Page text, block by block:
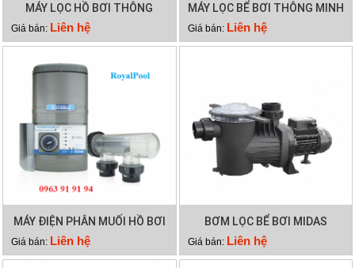
MÁY LỌC HỒ BƠI THÔNG
MINH PK 8025
Giá bán: Liên hệ
MÁY LỌC BỂ BƠI THÔNG MINH
PK 8029
Giá bán: Liên hệ
MÁY ĐIỆN PHÂN MUỐI HỒ BƠI
WATERCO HYDROCHLOR ST
2500
Giá bán: Liên hệ
BƠM LỌC BỂ BƠI MIDAS
GAMMA 26
Giá bán: Liên hệ